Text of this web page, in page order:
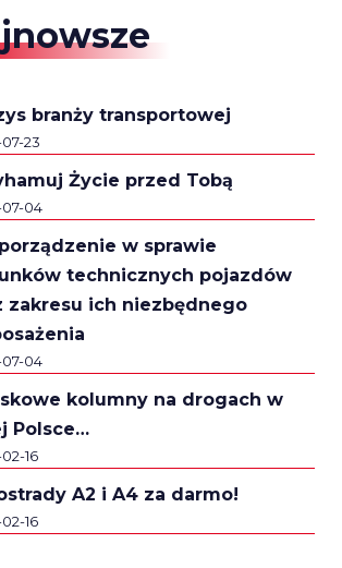
branży transportowej
23
Życie przed Tobą
04
w sprawie
technicznych pojazdów
zakresu ich niezbędnego
04
kolumny na drogach w
Polsce…
16
A2 i A4 za darmo!
16